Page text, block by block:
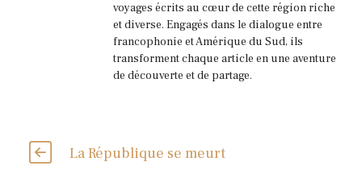
voyages écrits au cœur de cette région riche
et diverse. Engagés dans le dialogue entre
francophonie et Amérique du Sud, ils
transforment chaque article en une aventure
de découverte et de partage.
La République se meurt